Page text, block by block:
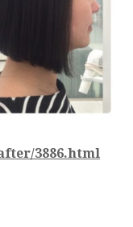
3886.html